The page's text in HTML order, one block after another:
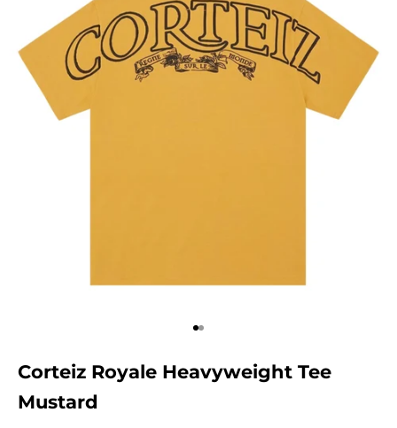
Aller à l'élément 1
Aller à l'élément 2
Corteiz Royale Heavyweight Tee
Mustard